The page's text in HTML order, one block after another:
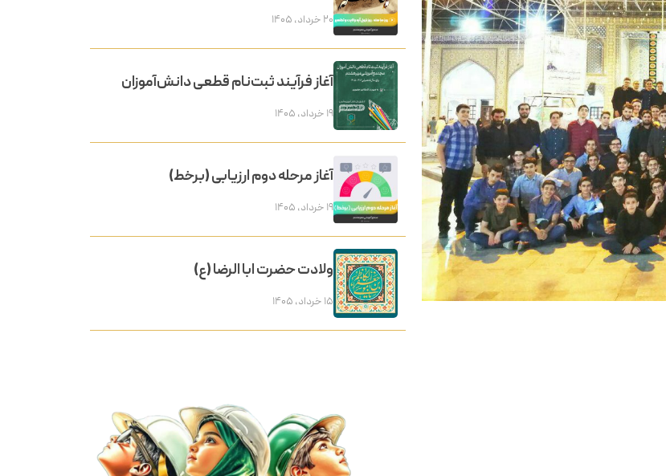
۲۰ خرداد, ۱۴۰۵
آغاز فرآیند ثبت‌نام قطعی دانش‌آموزان
۱۹ خرداد, ۱۴۰۵
آغاز مرحله دوم ارزیابی (برخط)
۱۹ خرداد, ۱۴۰۵
ولادت حضرت ابا الرضا (ع)
۱۵ خرداد, ۱۴۰۵